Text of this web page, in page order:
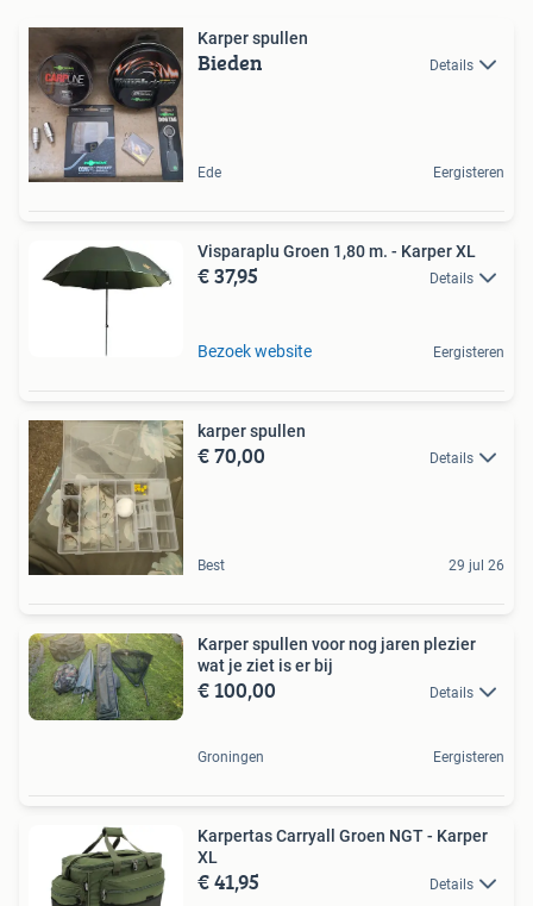
Karper spullen
Bieden Details
Ede Eergisteren
Visparaplu Groen 1,80 m. - Karper XL
€ 37,95 Details
Bezoek website Eergisteren
karper spullen
€ 70,00 Details
Best 29 jul 26
Karper spullen voor nog jaren plezier
wat je ziet is er bij
€ 100,00 Details
Groningen Eergisteren
Karpertas Carryall Groen NGT - Karper
XL
€ 41,95 Details